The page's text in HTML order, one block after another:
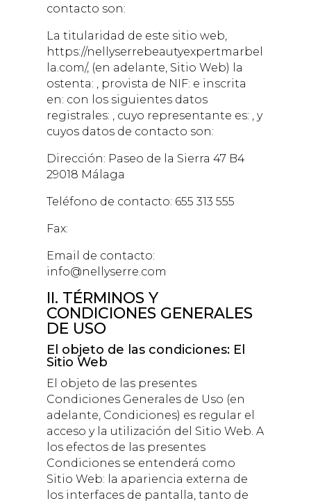
contacto son:
La titularidad de este sitio web,
https://nellyserrebeautyexpertmarbel
la.com/, (en adelante, Sitio Web) la
ostenta: , provista de NIF: e inscrita
en: con los siguientes datos
registrales: , cuyo representante es: , y
cuyos datos de contacto son:
Dirección: Paseo de la Sierra 47 B4
29018 Málaga
Teléfono de contacto: 655 313 555
Fax:
Email de contacto:
info@nellyserre.com
II. TÉRMINOS Y
CONDICIONES GENERALES
DE USO
El objeto de las condiciones: El
Sitio Web
El objeto de las presentes
Condiciones Generales de Uso (en
adelante, Condiciones) es regular el
acceso y la utilización del Sitio Web. A
los efectos de las presentes
Condiciones se entenderá como
Sitio Web: la apariencia externa de
los interfaces de pantalla, tanto de